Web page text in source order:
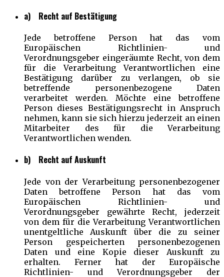
a) Recht auf Bestätigung
Jede betroffene Person hat das vom
Europäischen Richtlinien- und
Verordnungsgeber eingeräumte Recht, von dem
für die Verarbeitung Verantwortlichen eine
Bestätigung darüber zu verlangen, ob sie
betreffende personenbezogene Daten
verarbeitet werden. Möchte eine betroffene
Person dieses Bestätigungsrecht in Anspruch
nehmen, kann sie sich hierzu jederzeit an einen
Mitarbeiter des für die Verarbeitung
Verantwortlichen wenden.
b) Recht auf Auskunft
Jede von der Verarbeitung personenbezogener
Daten betroffene Person hat das vom
Europäischen Richtlinien- und
Verordnungsgeber gewährte Recht, jederzeit
von dem für die Verarbeitung Verantwortlichen
unentgeltliche Auskunft über die zu seiner
Person gespeicherten personenbezogenen
Daten und eine Kopie dieser Auskunft zu
erhalten. Ferner hat der Europäische
Richtlinien- und Verordnungsgeber der